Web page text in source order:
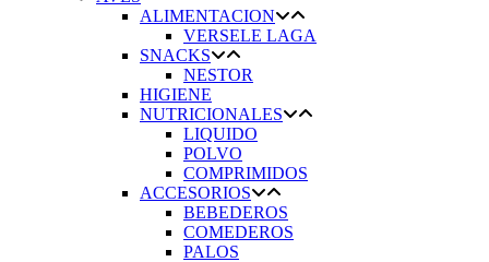
ALIMENTACION
VERSELE LAGA
SNACKS
NESTOR
HIGIENE
NUTRICIONALES
LIQUIDO
POLVO
COMPRIMIDOS
ACCESORIOS
BEBEDEROS
COMEDEROS
PALOS